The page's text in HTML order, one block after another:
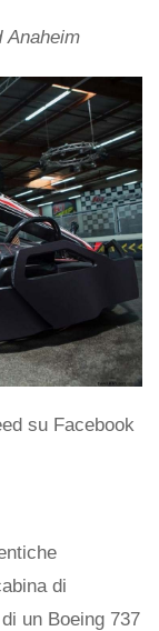
Anaheim
​​su Facebook
di
un Boeing 737